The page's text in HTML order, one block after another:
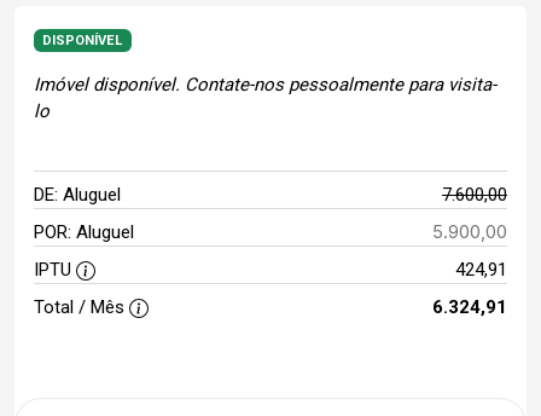
DISPONÍVEL
Imóvel disponível. Contate-nos pessoalmente para visita-
lo
DE: Aluguel
7.600,00
POR: Aluguel
5.900,00
IPTU
424,91
Total / Mês
6.324,91